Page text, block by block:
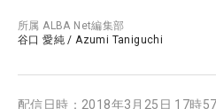
所属ALBA Net編集部
谷口 愛純 /Azumi Taniguchi
配信日時： 2018年3月25日 17時